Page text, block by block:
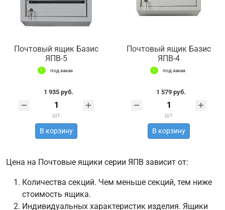
Почтовый ящик Базис
ЯПВ-5
под заказ
1 935 руб.
шт
В корзину
Почтовый ящик Базис
ЯПВ-4
под заказ
1 579 руб.
шт
В корзину
Цена на Почтовые ящики серии ЯПВ зависит от:
Количества секций. Чем меньше секций, тем ниже
стоимость ящика.
Индивидуальных характеристик изделия. Ящики